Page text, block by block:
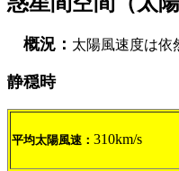
概況： 太陽風速度は依
静穏時
平均太陽風速： 310km/s